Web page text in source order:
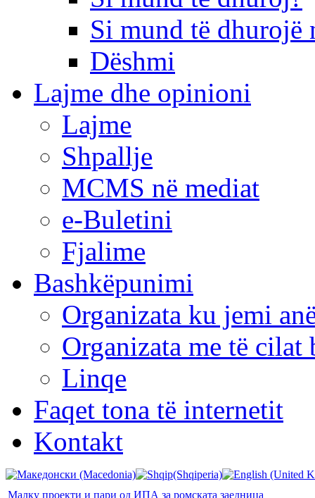
Si mund të dhurojë
Dëshmi
Lajme dhe opinioni
Lajme
Shpallje
MCMS në mediat
e-Buletini
Fjalime
Bashkëpunimi
Organizata ku jemi
Organizata me të cilat
Linqe
Faqet tona të internetit
Kontakt
Малку проекти и пари од ИПА за ромската заедница